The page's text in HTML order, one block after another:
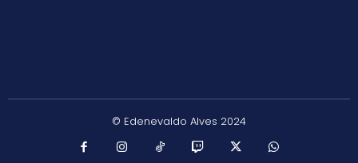
© Edenevaldo Alves 2024